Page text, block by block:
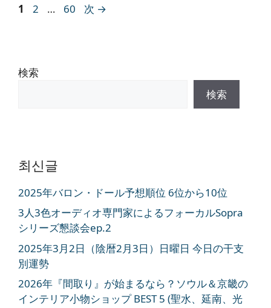
ペ
1
ペ
2 …
ペ
60 次 →
検索
検索
최신글
2025年バロン・ドール予想順位 6位から10位
3人3色オーディオ専門家によるフォーカルSopra
シリーズ懇談会ep.2
2025年3月2日（陰暦2月3日）日曜日 今日の干支
別運勢
2026年『間取り』が始まるなら？ソウル＆京畿の
インテリア小物ショップ BEST 5 (聖水、延南、光